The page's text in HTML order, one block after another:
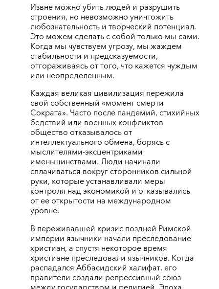
Извне можно убить людей и разрушить
строения, но невозможно уничтожить
любознательность и творческий потенциал.
Это можем сделать с собой только мы сами.
Когда мы чувствуем угрозу, мы жаждем
стабильности и предсказуемости,
отгораживаясь от того, что кажется чуждым
или неопределенным.
Каждая великая цивилизация пережила
свой собственный «момент смерти
Сократа». Часто после пандемий, стихийных
бедствий или военных конфликтов
общество отказывалось от
интеллектуального обмена, борясь с
мыслителями-эксцентриками
именьшинствами. Люди начинали
сплачиваться вокруг сторонников сильной
руки, которые устанавливали меры
контроля над экономикой и отказывались
от ее открытости на международном
уровне.
В переживавшей кризис поздней Римской
империи язычники начали преследование
христиан, а спустя некоторое время
христиане преследовали язычников. Когда
распадался Аббасидский халифат, его
правители создали репрессивный союз